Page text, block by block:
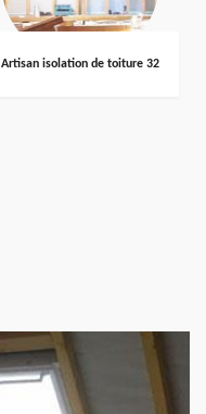
Artisan isolation de toiture 32